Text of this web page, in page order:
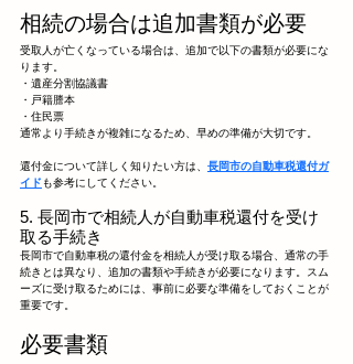
相続の場合は追加書類が必要
受取人が亡くなっている場合は、追加で以下の書類が必要にな
ります。
・遺産分割協議書
・戸籍謄本
・住民票
通常より手続きが複雑になるため、早めの準備が大切です。
還付金について詳しく知りたい方は、 長岡市の自動車税還付ガ
イド も参考にしてください。
5. 長岡市で相続人が自動車税還付を受け
取る手続き
長岡市で自動車税の還付金を相続人が受け取る場合、通常の手
続きとは異なり、追加の書類や手続きが必要になります。スム
ーズに受け取るためには、事前に必要な準備をしておくことが
重要です。
必要書類